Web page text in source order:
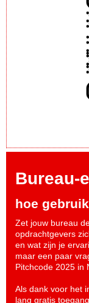
Bureau-
hoe
Zet jouw bureau
opdrachtgevers
en wat zijn je
maar een paar
Pitchcode 2025 in
Als dank voor het
lang gratis